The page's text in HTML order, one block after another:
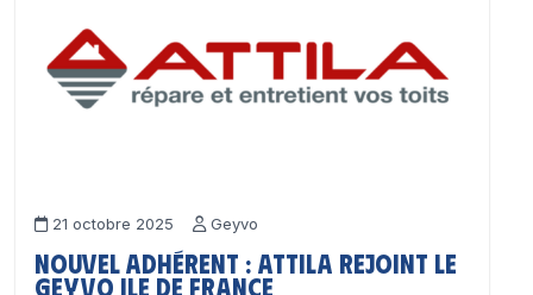
21 octobre 2025 Geyvo
Nouvel adhérent : ATTILA rejoint le
GEYVO Ile de France